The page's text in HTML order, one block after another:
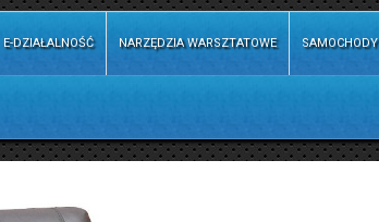
E-DZIAŁALNOŚĆ NARZĘDZIA WARSZTATOWE SAMOCHODY